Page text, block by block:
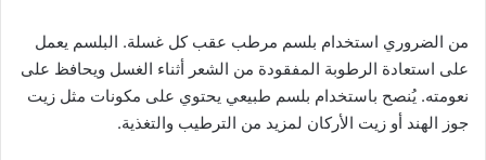
من الضروري استخدام بلسم مرطب عقب كل غسلة. البلسم يعمل
على استعادة الرطوبة المفقودة من الشعر أثناء الغسل ويحافظ على
نعومته. يُنصح باستخدام بلسم طبيعي يحتوي على مكونات مثل زيت
جوز الهند أو زيت الأركان لمزيد من الترطيب والتغذية.